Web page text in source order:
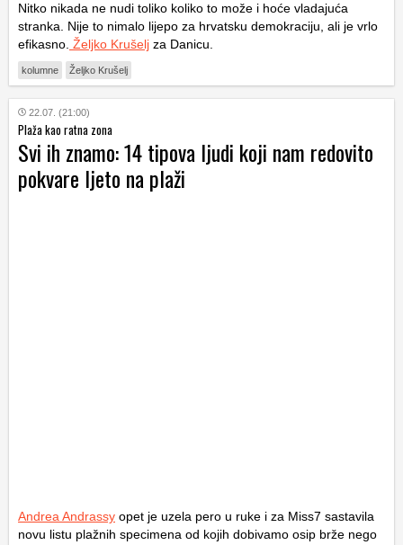
Nitko nikada ne nudi toliko koliko to može i hoće vladajuća
stranka. Nije to nimalo lijepo za hrvatsku demokraciju, ali je vrlo
efikasno. Željko Krušelj za Danicu.
kolumne Željko Krušelj
22.07. (21:00)
Plaža kao ratna zona
Svi ih znamo: 14 tipova ljudi koji nam redovito
pokvare ljeto na plaži
Andrea Andrassy opet je uzela pero u ruke i za Miss7 sastavila
novu listu plažnih specimena od kojih dobivamo osip brže nego